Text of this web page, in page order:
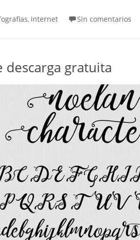
, Internet Sin comentarios
descarga gratuita